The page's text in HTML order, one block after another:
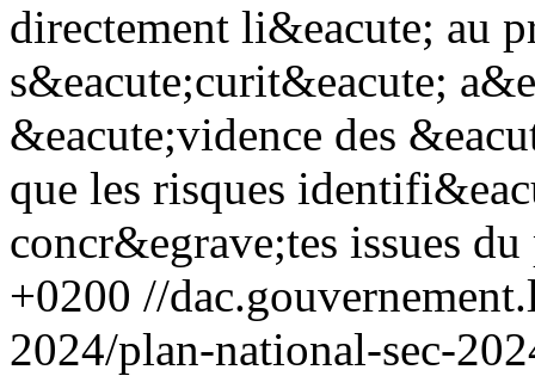
directement li&eacute; au
s&eacute;curit&eacute;
&eacute;vidence des
que les risques
concr&egrave;tes issues du
+0200 //
2024/plan-national-sec-